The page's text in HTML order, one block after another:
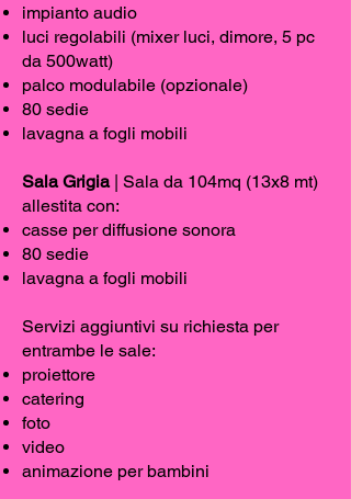
impianto audio
luci regolabili (mixer luci, dimore, 5 pc
da 500watt)
palco modulabile (opzionale)
80 sedie
lavagna a fogli mobili
Sala Grigia| Sala da 104mq (13x8 mt)
allestita con:
casse per diffusione sonora
80 sedie
lavagna a fogli mobili
Servizi aggiuntivi su richiesta per
entrambe le sale:
proiettore
catering
foto
video
animazione per bambini